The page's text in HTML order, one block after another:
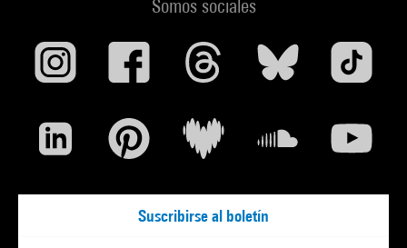
Somos sociales
Suscribirse al boletín